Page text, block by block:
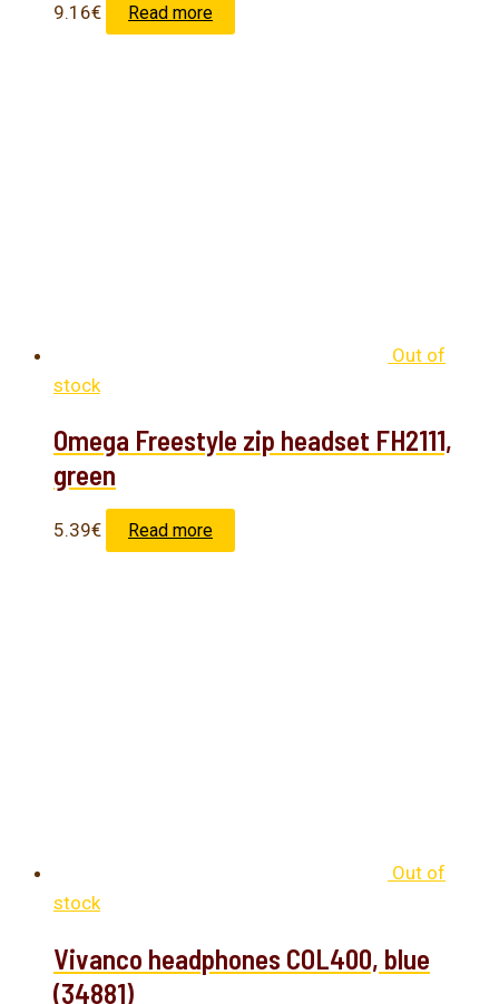
9.16€ Read more
Out of
stock
Omega Freestyle zip headset FH2111,
green
5.39€ Read more
Out of
stock
Vivanco headphones COL400, blue
(34881)